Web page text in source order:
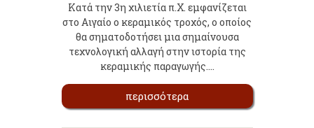
Κατά την 3η χιλιετία π.Χ. εμφανίζεται
στο Αιγαίο ο κεραμικός τροχός, ο οποίος
θα σηματοδοτήσει μια σημαίνουσα
τεχνολογική αλλαγή στην ιστορία της
κεραμικής παραγωγής….
περισσότερα